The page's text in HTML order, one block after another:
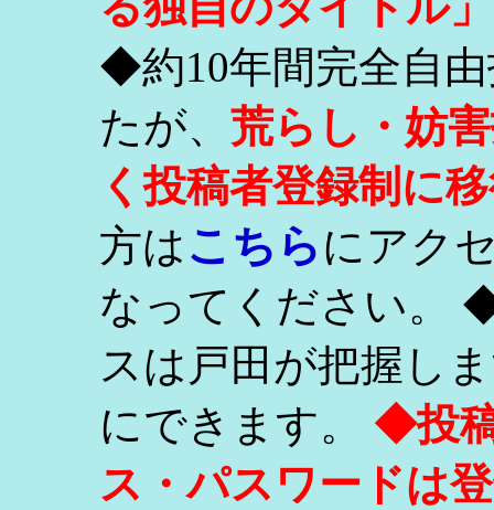
◆約10年間完全自
たが、 荒らし・妨
く投稿者登録制に
方はこちらにアク
なってください。
スは戸田が把握し
にできます。 ◆投
ス・パスワードは